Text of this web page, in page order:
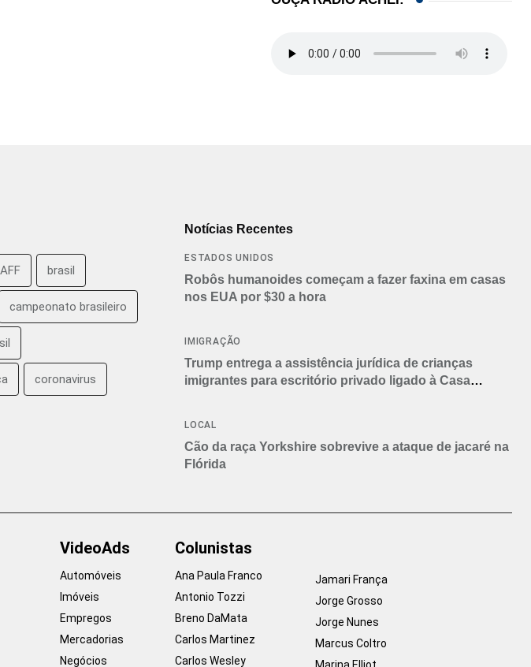
brasil
campeonato brasileiro
coronavirus
Notícias Recentes
ESTADOS UNIDOS
Robôs humanoides começam a fazer faxina em casas
nos EUA por $30 a hora
IMIGRAÇÃO
Trump entrega a assistência jurídica de crianças
imigrantes para escritório privado ligado à Casa
LOCAL
Cão da raça Yorkshire sobrevive a ataque de jacaré na
Flórida
VideoAds
Automóveis
Imóveis
Empregos
Mercadorias
Negócios
Colunistas
Ana Paula Franco
Antonio Tozzi
Breno DaMata
Carlos Martinez
Carlos Wesley
Jamari França
Jorge Grosso
Jorge Nunes
Marcus Coltro